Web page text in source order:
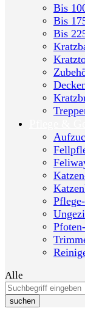
Bis
Bis
Bis
Alle
suchen